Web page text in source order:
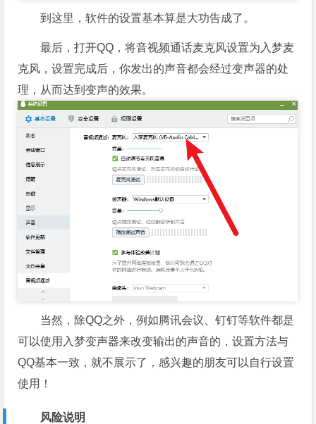
到这里，软件的设置基本算是大功告成了。
最后，打开QQ，将音视频通话麦克风设置为入梦麦
克风，设置完成后，你发出的声音都会经过变声器的处
理，从而达到变声的效果。
当然，除QQ之外，例如腾讯会议、钉钉等软件都是
可以使用入梦变声器来改变输出的声音的，设置方法与
QQ基本一致，就不展示了，感兴趣的朋友可以自行设置
使用！
风险说明